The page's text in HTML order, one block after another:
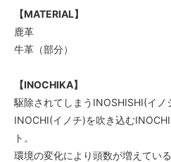
【MATERIAL】
鹿革
牛革（部分）
【INOCHIKA】
駆除されてしまうINOSHISHI(イノ
INOCHI(イノチ)を吹き込む
ト。
環境の変化により頭数が増えている